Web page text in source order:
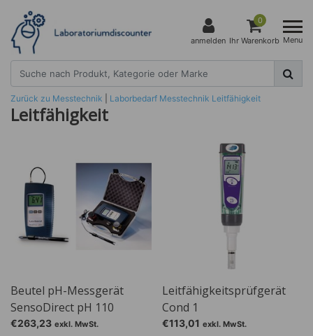
anmelden
0
Ihr Warenkorb Menu
Zurück zu Messtechnik Laborbedarf Messtechnik Leitfähigkeit
Leitfähigkeit
Beutel pH-Messgerät
SensoDirect pH 110
€263,23 exkl. MwSt.
Leitfähigkeitsprüfgerät
Cond 1
€113,01 exkl. MwSt.